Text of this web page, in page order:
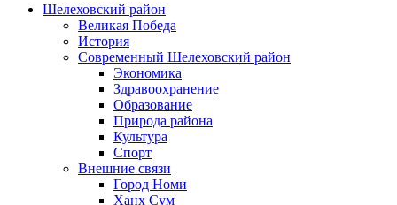
Шелеховский район
Великая Победа
История
Современный Шелеховский район
Экономика
Здравоохранение
Образование
Природа района
Культура
Спорт
Внешние связи
Город Номи
Ханх Сум